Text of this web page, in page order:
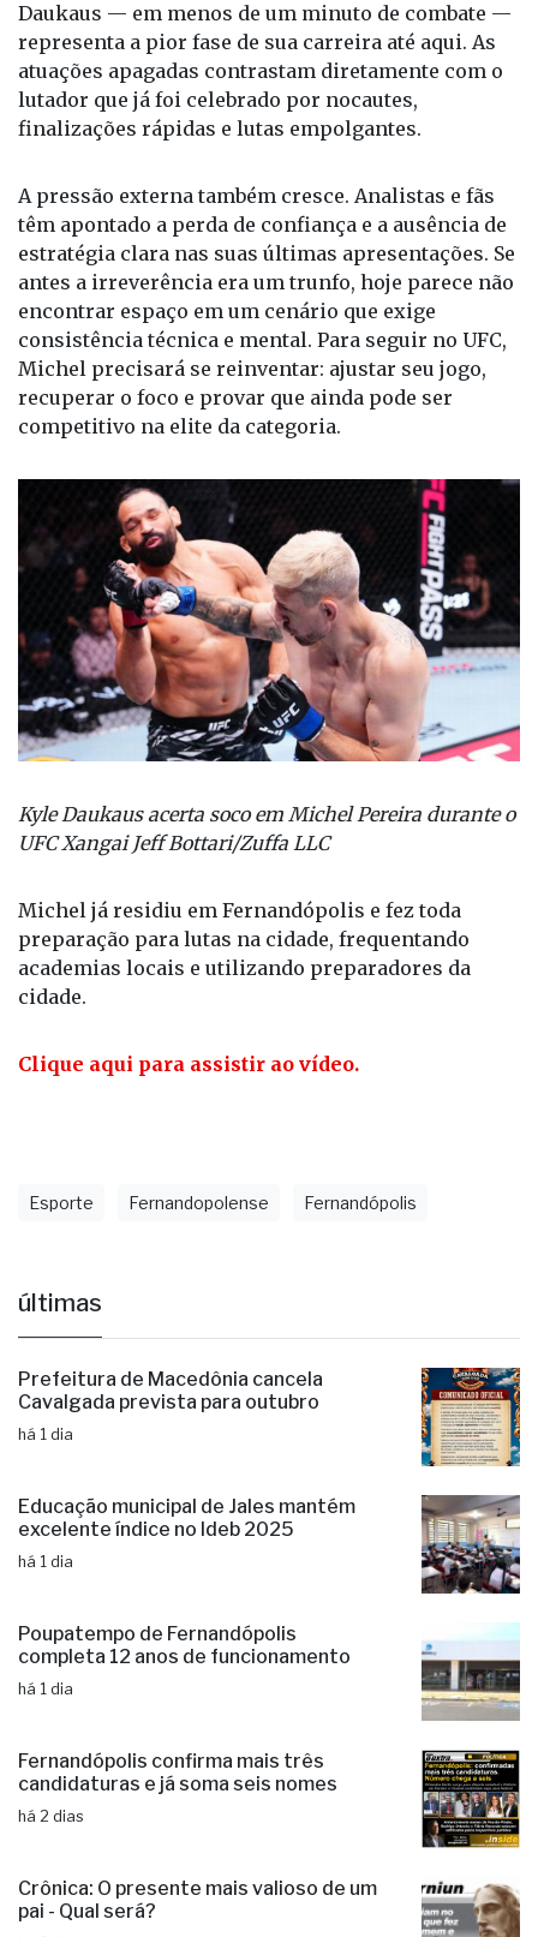
Daukaus — em menos de um minuto de combate —
representa a pior fase de sua carreira até aqui. As
atuações apagadas contrastam diretamente com o
lutador que já foi celebrado por nocautes,
finalizações rápidas e lutas empolgantes.
A pressão externa também cresce. Analistas e fãs
têm apontado a perda de confiança e a ausência de
estratégia clara nas suas últimas apresentações. Se
antes a irreverência era um trunfo, hoje parece não
encontrar espaço em um cenário que exige
consistência técnica e mental. Para seguir no UFC,
Michel precisará se reinventar: ajustar seu jogo,
recuperar o foco e provar que ainda pode ser
competitivo na elite da categoria.
Kyle Daukaus acerta soco em Michel Pereira durante o
UFC Xangai Jeff Bottari/Zuffa LLC
Michel já residiu em Fernandópolis e fez toda
preparação para lutas na cidade, frequentando
academias locais e utilizando preparadores da
cidade.
Clique aqui para assistir ao vídeo.
Esporte Fernandopolense Fernandópolis
últimas
Prefeitura de Macedônia cancela
Cavalgada prevista para outubro
há 1 dia
Educação municipal de Jales mantém
excelente índice no Ideb 2025
há 1 dia
Poupatempo de Fernandópolis
completa 12 anos de funcionamento
há 1 dia
Fernandópolis confirma mais três
candidaturas e já soma seis nomes
há 2 dias
Crônica: O presente mais valioso de um
pai - Qual será?